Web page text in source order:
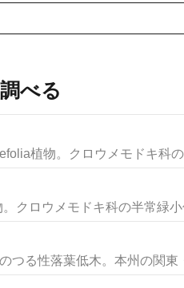
べる
植物。クロウメモドキ科
クロウメモドキ科の半常緑小
つる性落葉低木。本州の関